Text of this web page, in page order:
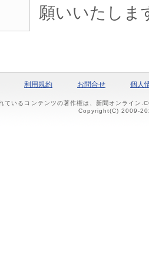
願いいたしま
利用規約 お問合せ 個人
ているコンテンツの著作権は、新聞オンライン
Copyright(C) 2009-